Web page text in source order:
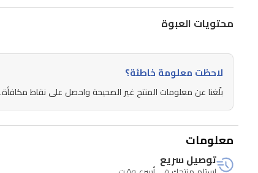
سلك
6
أمتار
وموتور
سلكي
بقدرة
600
واط
محتويات العبوة
لاحظت معلومة خاطئة؟
بلّغنا عن معلومات المنتج غير الصحيحة واحصل على نقاط مكافأة.
معلومات
توصيل سريع